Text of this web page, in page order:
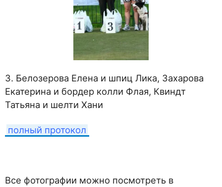
3. Белозерова Елена и шпиц Лика, Захарова
Екатерина и бордер колли Флая, Квиндт
Татьяна и шелти Хани
полный протокол
Все фотографии можно посмотреть в